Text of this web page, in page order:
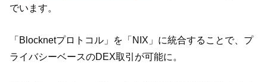
でいます。
「Blocknetプロトコル」を「NIX」に統合することで、プ
ライバシーベースのDEX取引が可能に。